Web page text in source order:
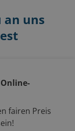
an uns
fairen Preis